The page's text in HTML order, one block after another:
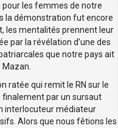
les femmes de notre
la démonstration fut encore
les mentalités prennent leur
par la révélation d’une des
que notre pays ait
Mazan.
ratée qui remit le RN sur le
finalement par un sursaut
interlocuteur médiateur
Alors que nous fêtions les